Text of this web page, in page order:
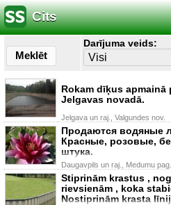
Cits
Meklēt
Darījuma veids:
Rokam dīķus apmainā
Jelgavas novadā.
Jelgava un raj., Valgundes nov.
Продаются водяные
Красные, розовые,
штука.
Daugavpils un raj., Medumu pag.
Stiprinām krastus ,
rievsienām , koka
Nostiprinām krasta